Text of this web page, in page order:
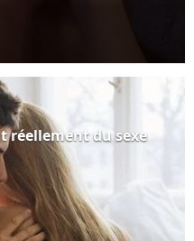
réellement du sexe